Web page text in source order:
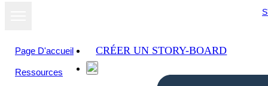
Page D'accueil
Ressources
CRÉER UN STORY-BOARD